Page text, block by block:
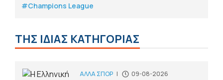
#Champions League
ΤΗΣ ΙΔΙΑΣ ΚΑΤΗΓΟΡΙΑΣ
ΑΛΛΑ ΣΠΟΡ | 09-08-2026